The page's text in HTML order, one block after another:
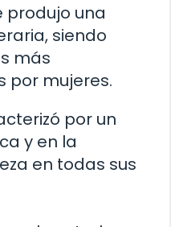
produjo una
siendo
más
por mujeres.
por un
y en la
en todas sus